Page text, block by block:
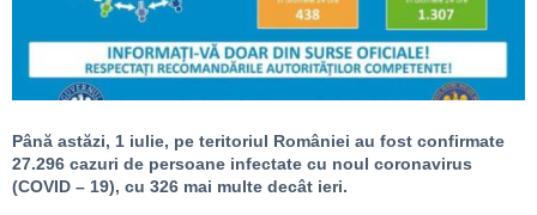
Până astăzi, 1 iulie, pe teritoriul României au fost confirmate
27.296 cazuri de persoane infectate cu noul coronavirus
(COVID – 19), cu 326 mai multe decât ieri.